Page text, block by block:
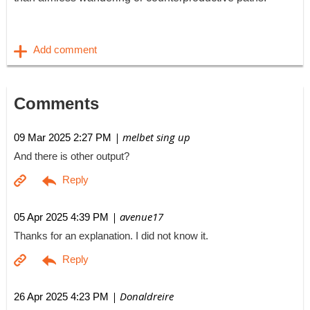
Comments
09 Mar 2025 2:27 PM | melbet sing up
And there is other output?
05 Apr 2025 4:39 PM | avenue17
Thanks for an explanation. I did not know it.
26 Apr 2025 4:23 PM | Donaldreire